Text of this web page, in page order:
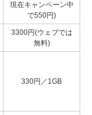
現在キャンペーン中
で550円)
3300円(ウェブでは
無料)
330円／1GB